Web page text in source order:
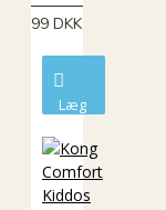
99 DKK
Læg
kurv